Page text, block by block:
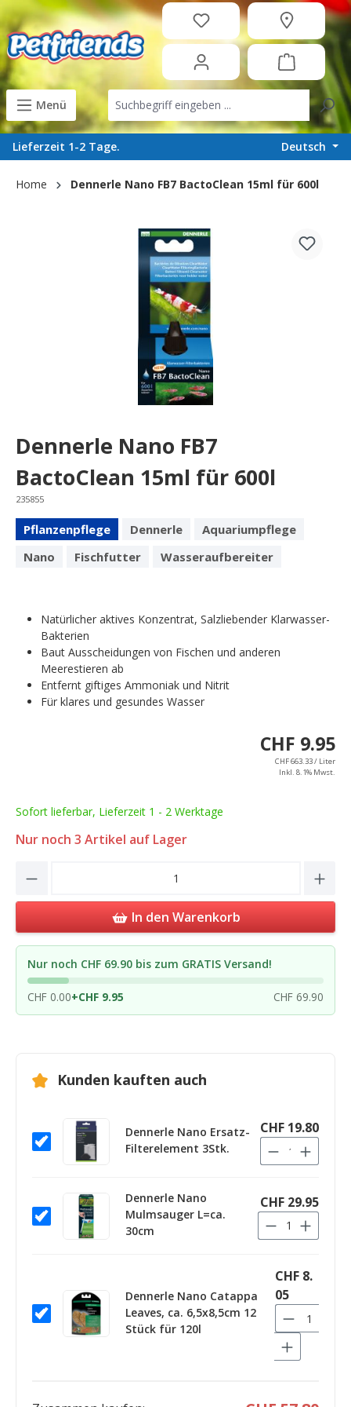
content
Menü
Lieferzeit 1-2 Tage. Deutsch
Home Dennerle Nano FB7 BactoClean 15ml für 600l
Dennerle Nano FB7
BactoClean 15ml für 600l
235855
Pflanzenpflege Dennerle
Aquariumpflege
Nano
Fischfutter Wasseraufbereiter
Natürlicher aktives Konzentrat, Salzliebender Klarwasser-
Bakterien
Baut Ausscheidungen von Fischen und anderen
Meerestieren ab
Entfernt giftiges Ammoniak und Nitrit
Für klares und gesundes Wasser
CHF 9.95
CHF 663.33 / Liter
Inkl. 8.1% Mwst.
Sofort lieferbar, Lieferzeit 1 - 2 Werktage
Nur noch 3 Artikel auf Lager
Product Quantity: Enter the desired
In den Warenkorb
Nur noch CHF 69.90 bis zum GRATIS Versand!
CHF 0.00+CHF 9.95 CHF 69.90
Kunden kauften auch
Dennerle Nano Ersatz-
Filterelement 3Stk.
CHF 19.80
Dennerle Nano
Mulmsauger L=ca.
30cm
CHF 29.95
Dennerle Nano Catappa
Leaves, ca. 6,5x8,5cm 12
Stück für 120l
CHF 8.
05